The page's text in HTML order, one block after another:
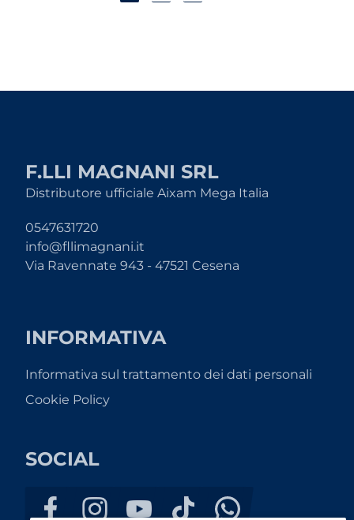
F.LLI MAGNANI SRL
Distributore ufficiale Aixam Mega Italia
0547631720
info@fllimagnani.it
Via Ravennate 943 - 47521 Cesena
INFORMATIVA
Informativa sul trattamento dei dati personali
Cookie Policy
SOCIAL